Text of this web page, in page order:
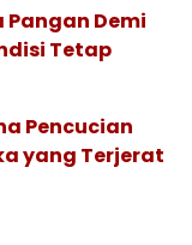
Demi
Tetap
Pencucian
yang Terjerat